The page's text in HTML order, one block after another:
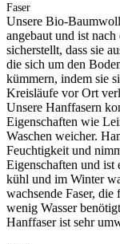
Faser
Unsere Bio-
angebaut und ist
sicherstellt, dass sie
die sich um den
kümmern, indem sie
Kreisläufe vor Ort
Unsere Hanffasern
Eigenschaften wie
Waschen weicher.
Feuchtigkeit und
Eigenschaften und ist
kühl und im Winter
wachsende Faser,
wenig Wasser
Hanffaser ist sehr